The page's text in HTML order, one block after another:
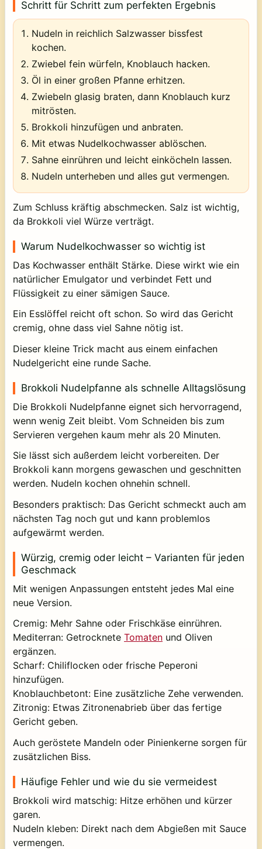
Schritt für Schritt zum perfekten Ergebnis
Nudeln in reichlich Salzwasser bissfest
kochen.
Zwiebel fein würfeln, Knoblauch hacken.
Öl in einer großen Pfanne erhitzen.
Zwiebeln glasig braten, dann Knoblauch kurz
mitrösten.
Brokkoli hinzufügen und anbraten.
Mit etwas Nudelkochwasser ablöschen.
Sahne einrühren und leicht einköcheln lassen.
Nudeln unterheben und alles gut vermengen.
Zum Schluss kräftig abschmecken. Salz ist wichtig,
da Brokkoli viel Würze verträgt.
Warum Nudelkochwasser so wichtig ist
Das Kochwasser enthält Stärke. Diese wirkt wie ein
natürlicher Emulgator und verbindet Fett und
Flüssigkeit zu einer sämigen Sauce.
Ein Esslöffel reicht oft schon. So wird das Gericht
cremig, ohne dass viel Sahne nötig ist.
Dieser kleine Trick macht aus einem einfachen
Nudelgericht eine runde Sache.
Brokkoli Nudelpfanne als schnelle Alltagslösung
Die Brokkoli Nudelpfanne eignet sich hervorragend,
wenn wenig Zeit bleibt. Vom Schneiden bis zum
Servieren vergehen kaum mehr als 20 Minuten.
Sie lässt sich außerdem leicht vorbereiten. Der
Brokkoli kann morgens gewaschen und geschnitten
werden. Nudeln kochen ohnehin schnell.
Besonders praktisch: Das Gericht schmeckt auch am
nächsten Tag noch gut und kann problemlos
aufgewärmt werden.
Würzig, cremig oder leicht – Varianten für jeden
Geschmack
Mit wenigen Anpassungen entsteht jedes Mal eine
neue Version.
Cremig: Mehr Sahne oder Frischkäse einrühren.
Mediterran: Getrocknete Tomaten und Oliven
ergänzen.
Scharf: Chiliflocken oder frische Peperoni
hinzufügen.
Knoblauchbetont: Eine zusätzliche Zehe verwenden.
Zitronig: Etwas Zitronenabrieb über das fertige
Gericht geben.
Auch geröstete Mandeln oder Pinienkerne sorgen für
zusätzlichen Biss.
Häufige Fehler und wie du sie vermeidest
Brokkoli wird matschig: Hitze erhöhen und kürzer
garen.
Nudeln kleben: Direkt nach dem Abgießen mit Sauce
vermengen.